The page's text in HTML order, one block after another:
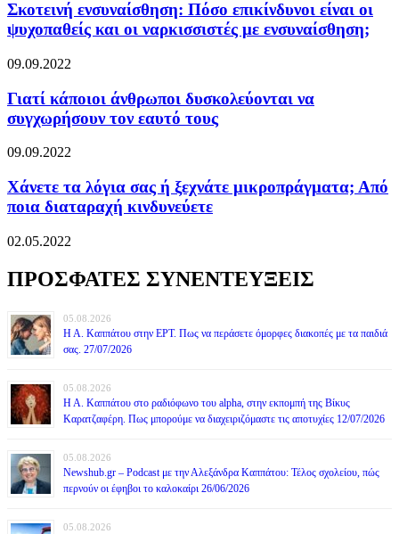
Σκοτεινή ενσυναίσθηση: Πόσο επικίνδυνοι είναι οι
ψυχοπαθείς και οι ναρκισσιστές με ενσυναίσθηση;
09.09.2022
Γιατί κάποιοι άνθρωποι δυσκολεύονται να
συγχωρήσουν τον εαυτό τους
09.09.2022
Χάνετε τα λόγια σας ή ξεχνάτε μικροπράγματα; Από
ποια διαταραχή κινδυνεύετε
02.05.2022
ΠΡΟΣΦΑΤΕΣ ΣΥΝΕΝΤΕΥΞΕΙΣ
05.08.2026
Η Α. Καππάτου στην ΕΡΤ. Πως να περάσετε όμορφες διακοπές με τα παιδιά
σας. 27/07/2026
05.08.2026
Η Α. Καππάτου στο ραδιόφωνο του alpha, στην εκπομπή της Βίκυς
Καρατζαφέρη. Πως μπορούμε να διαχειριζόμαστε τις αποτυχίες 12/07/2026
05.08.2026
Newshub.gr – Podcast με την Αλεξάνδρα Καππάτου: Τέλος σχολείου, πώς
περνούν οι έφηβοι το καλοκαίρι 26/06/2026
05.08.2026